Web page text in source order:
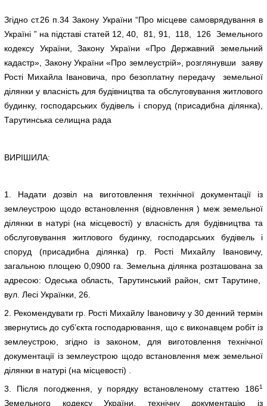
Згідно ст.26 п.34 Закону України “Про місцеве самоврядування в
Україні ” на підставі статей 12, 40, 81, 91, 118, 126 Земельного
кодексу України, Закону України «Про Державний земельний
кадастр», Закону України «Про землеустрій», розглянувши заяву
Рості Михайла Івановича, про безоплатну передачу земельної
ділянки у власність для будівництва та обслуговування житлового
будинку, господарських будівель і споруд (присадибна ділянка),
Тарутинська селищна рада
ВИРІШИЛА:
1. Надати дозвіл на виготовлення технічної документації із
землеустрою щодо встановлення (відновлення ) меж земельної
ділянки в натурі (на місцевості) у власність для будівництва та
обслуговування житлового будинку, господарських будівель і
споруд (присадибна ділянка) гр. Рості Михайлу Івановичу,
загальною площею 0,0900 га. Земельна ділянка розташована за
адресою: Одеська область, Тарутинський район, смт Тарутине,
вул. Лесі Українки, 26.
2. Рекомендувати гр. Рості Михайлу Івановичу у 30 денний термін
звернутись до суб’єкта господарювання, що є виконавцем робіт із
землеустрою, згідно із законом, для виготовлення технічної
документації із землеустрою щодо встановлення меж земельної
ділянки в натурі (на місцевості) .
3. Після погодження, у порядку встановленому статтею 1861
Земельного кодексу України, технічну документацію із